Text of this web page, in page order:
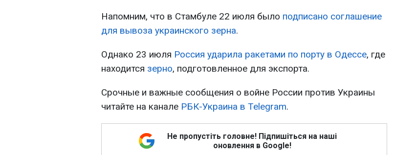
Напомним, что в Стамбуле 22 июля было подписано соглашение
для вывоза украинского зерна.
Однако 23 июля Россия ударила ракетами по порту в Одессе, где
находится зерно, подготовленное для экспорта.
Срочные и важные сообщения о войне России против Украины
читайте на канале РБК-Украина в Telegram.
Не пропустіть головне! Підпишіться на наші
оновлення в Google!